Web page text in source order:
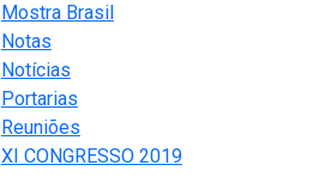
Mostra Brasil
Notas
Notícias
Portarias
Reuniões
XI CONGRESSO 2019